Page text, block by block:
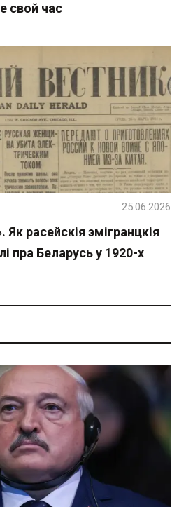
свой час
расейскія эмігранцкія
пра Беларусь у 1920-х
25.06.2026